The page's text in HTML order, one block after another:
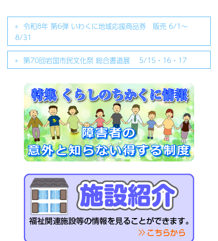
令和8年 第6弾 いわくに地域応援商品券 販売 6/1～
8/31
第70回岩国市民文化祭 総合書道展 5/15・16・17